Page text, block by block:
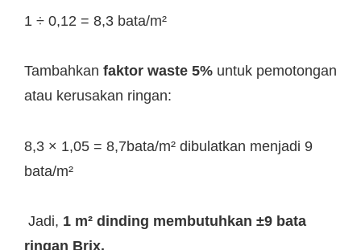
1 ÷ 0,12 = 8,3 bata/m²
Tambahkan faktor waste 5% untuk pemotongan
atau kerusakan ringan:
8,3 × 1,05 = 8,7bata/m² dibulatkan menjadi 9
bata/m²
Jadi, 1 m² dinding membutuhkan ±9 bata
ringan Brix.